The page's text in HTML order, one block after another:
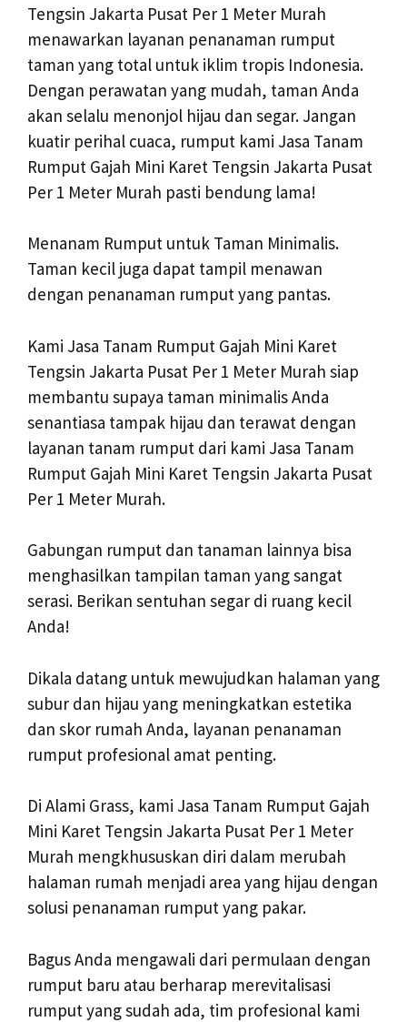
Tengsin Jakarta Pusat Per 1 Meter Murah
menawarkan layanan penanaman rumput
taman yang total untuk iklim tropis Indonesia.
Dengan perawatan yang mudah, taman Anda
akan selalu menonjol hijau dan segar. Jangan
kuatir perihal cuaca, rumput kami Jasa Tanam
Rumput Gajah Mini Karet Tengsin Jakarta Pusat
Per 1 Meter Murah pasti bendung lama!
Menanam Rumput untuk Taman Minimalis.
Taman kecil juga dapat tampil menawan
dengan penanaman rumput yang pantas.
Kami Jasa Tanam Rumput Gajah Mini Karet
Tengsin Jakarta Pusat Per 1 Meter Murah siap
membantu supaya taman minimalis Anda
senantiasa tampak hijau dan terawat dengan
layanan tanam rumput dari kami Jasa Tanam
Rumput Gajah Mini Karet Tengsin Jakarta Pusat
Per 1 Meter Murah.
Gabungan rumput dan tanaman lainnya bisa
menghasilkan tampilan taman yang sangat
serasi. Berikan sentuhan segar di ruang kecil
Anda!
Dikala datang untuk mewujudkan halaman yang
subur dan hijau yang meningkatkan estetika
dan skor rumah Anda, layanan penanaman
rumput profesional amat penting.
Di Alami Grass, kami Jasa Tanam Rumput Gajah
Mini Karet Tengsin Jakarta Pusat Per 1 Meter
Murah mengkhususkan diri dalam merubah
halaman rumah menjadi area yang hijau dengan
solusi penanaman rumput yang pakar.
Bagus Anda mengawali dari permulaan dengan
rumput baru atau berharap merevitalisasi
rumput yang sudah ada, tim profesional kami